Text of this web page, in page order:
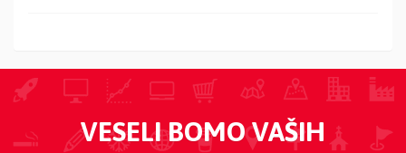
VESELI BOMO VAŠIH